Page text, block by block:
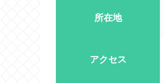
所在地
アクセス